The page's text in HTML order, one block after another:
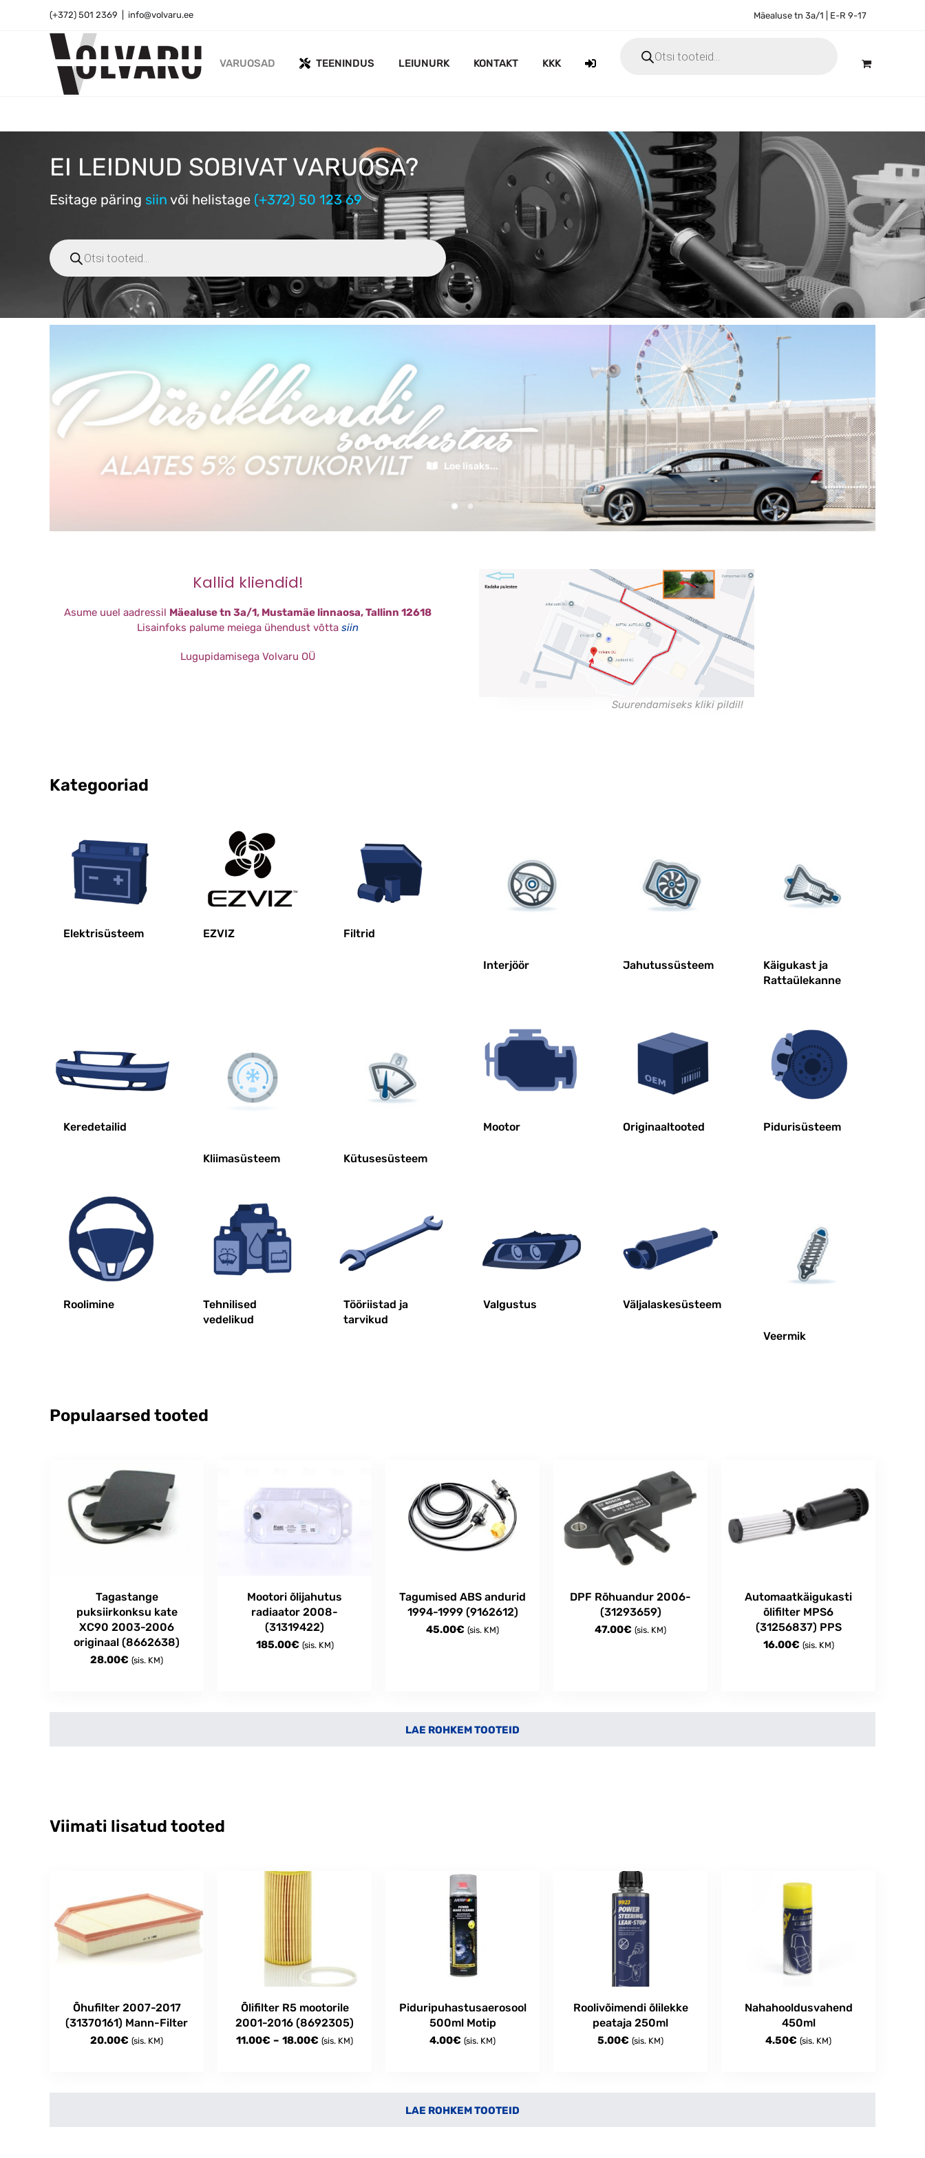
(+372) 501 2369 info@volvaru.ee Mäealuse tn 3a/1 | E-R 9-17
VARUOSAD TEENINDUS LEIUNURK KONTAKT KKK
search
EI LEIDNUD SOBIVAT VARUOSA?
Esitage päring siin või helistage (+372) 50 123 69
Products
search
Soovite hooldust või remonti?
Võtke ühendust:
+372 56 980 070
Kallid kliendid!
Asume uuel aadressil Mäealuse tn 3a/1, Mustamäe linnaosa, Tallinn 12618
Lisainfoks palume meiega ühendust võtta siin
Lugupidamisega Volvaru OÜ
Suurendamiseks kliki pildil!
Kategooriad
Elektrisüsteem EZVIZ Filtrid
Interjöör Jahutussüsteem
Käigukast ja
Rattaülekanne
Keredetailid
Kliimasüsteem Kütusesüsteem
Mootor Originaaltooted Pidurisüsteem
Roolimine
Tehnilised
vedelikud
Tööriistad ja
tarvikud
Valgustus Väljalaskesüsteem
Veermik
Populaarsed tooted
Tagastange
puksiirkonksu kate
XC90 2003-2006
originaal (8662638)
28.00€ (sis. KM)
Mootori õlijahutus
radiaator 2008-
(31319422)
185.00€ (sis. KM)
Tagumised ABS andurid
1994-1999 (9162612)
45.00€ (sis. KM)
DPF Rõhuandur 2006-
(31293659)
47.00€ (sis. KM)
Automaatkäigukasti
õlifilter MPS6
(31256837) PPS
16.00€ (sis. KM)
Viimati lisatud tooted
Õhufilter 2007-2017
(31370161) Mann-Filter
20.00€ (sis. KM)
Õlifilter R5 mootorile
2001-2016 (8692305)
11.00€ – 18.00€ Price
(sis. KM)
Piduripuhastusaerosool
500ml Motip
4.00€ (sis. KM)
Roolivõimendi õlilekke
peataja 250ml
5.00€ (sis. KM)
Nahahooldusvahend
450ml
4.50€ (sis. KM)